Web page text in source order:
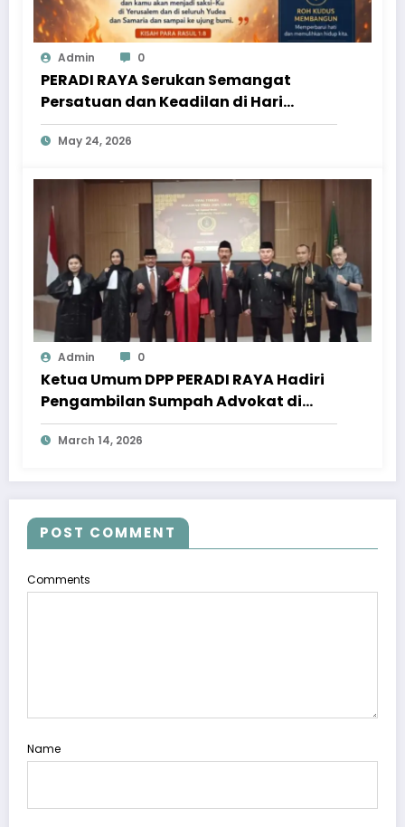
Admin 0
PERADI RAYA Serukan Semangat
Persatuan dan Keadilan di Hari
Pentakosta
May 24, 2026
Admin 0
Ketua Umum DPP PERADI RAYA Hadiri
Pengambilan Sumpah Advokat di
Pengadilan Tinggi Jawa Tengah
March 14, 2026
POST COMMENT
Comments
Name